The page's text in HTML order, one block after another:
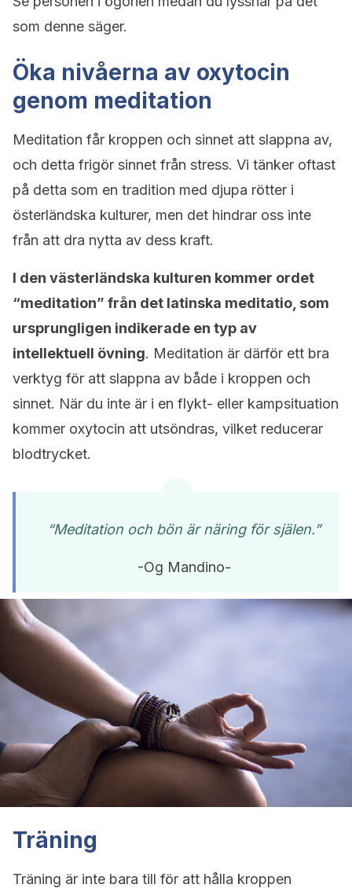
som denne säger.
Öka nivåerna av oxytocin
genom meditation
Meditation får kroppen och sinnet att slappna av,
och detta frigör sinnet från stress. Vi tänker oftast
på detta som en tradition med djupa rötter i
österländska kulturer, men det hindrar oss inte
från att dra nytta av dess kraft.
I den västerländska kulturen kommer ordet
“meditation” från det latinska meditatio, som
ursprungligen indikerade en typ av
intellektuell övning. Meditation är därför ett bra
verktyg för att slappna av både i kroppen och
sinnet. När du inte är i en flykt- eller kampsituation
kommer oxytocin att utsöndras, vilket reducerar
blodtrycket.
“Meditation och bön är näring för själen.”
-Og Mandino-
Träning
Träning är inte bara till för att hålla kroppen